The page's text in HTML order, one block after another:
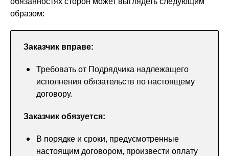
образом:
Заказчик вправе:
Требовать от Подрядчика надлежащего
исполнения обязательств по настоящему
договору.
Заказчик обязуется:
В порядке и сроки, предусмотренные
настоящим договором, произвести оплату